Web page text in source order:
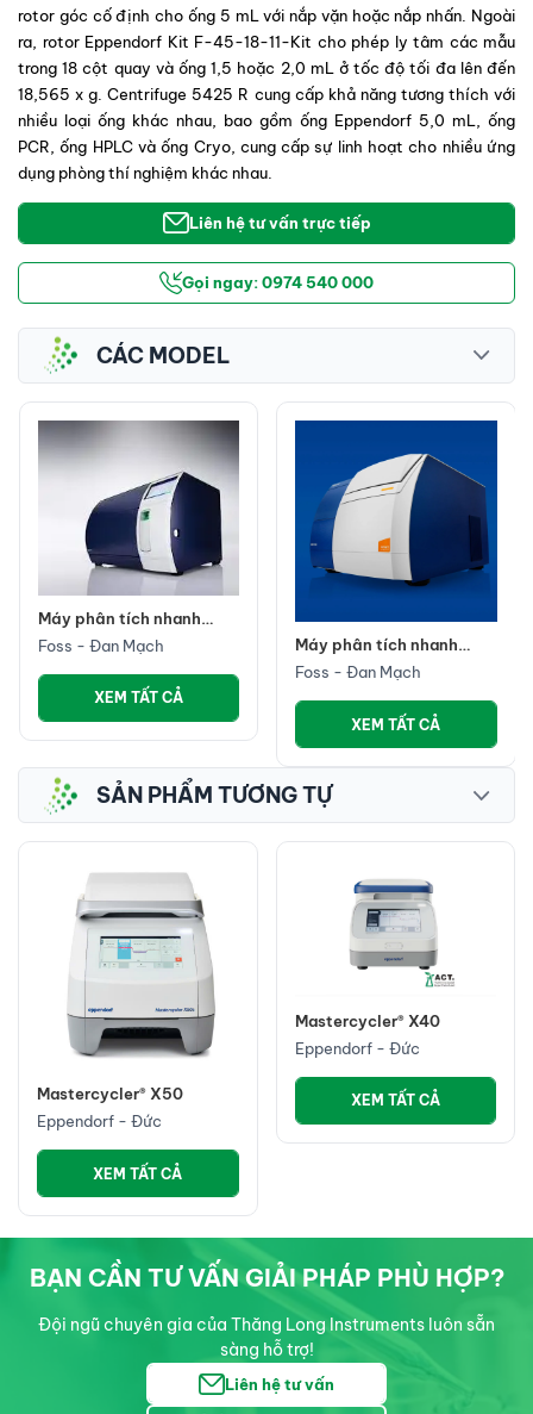
rotor góc cố định cho ống 5 mL với nắp vặn hoặc nắp nhấn. Ngoài
ra, rotor Eppendorf Kit F-45-18-11-Kit cho phép ly tâm các mẫu
trong 18 cột quay và ống 1,5 hoặc 2,0 mL ở tốc độ tối đa lên đến
18,565 x g.Centrifuge 5425 R cung cấp khả năng tương thích với
nhiều loại ống khác nhau, bao gồm ống Eppendorf 5,0 mL, ống
PCR, ống HPLC và ống Cryo, cung cấp sự linh hoạt cho nhiều ứng
dụng phòng thí nghiệm khác nhau.
Liên hệ tư vấn trực tiếp
Gọi ngay: 0974 540 000
CÁC MODEL
Máy phân tích nhanh
miễn dịch ngũ cốc-
Foss - Đan Mạch
XEM TẤT CẢ
Máy phân tích nhanh
thực phẩm- NIRS DS3
Foss - Đan Mạch
XEM TẤT CẢ
SẢN PHẨM TƯƠNG TỰ
Mastercycler® X50
Eppendorf - Đức
XEM TẤT CẢ
Mastercycler® X40
Eppendorf - Đức
XEM TẤT CẢ
BẠN CẦN TƯ VẤN GIẢI PHÁP PHÙ HỢP?
Đội ngũ chuyên gia của Thăng Long Instruments luôn sẵn
sàng hỗ trợ!
Liên hệ tư vấn